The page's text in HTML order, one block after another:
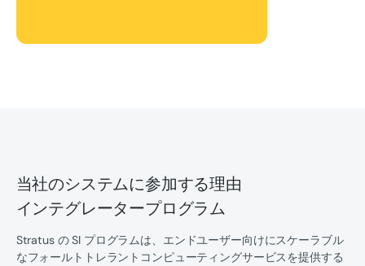
当社のシステムに参加する理由
インテグレータープログラム
Stratus の SI プログラムは、エンドユーザー向けにスケーラブル
なフォールトトレラントコンピューティングサービスを提供する